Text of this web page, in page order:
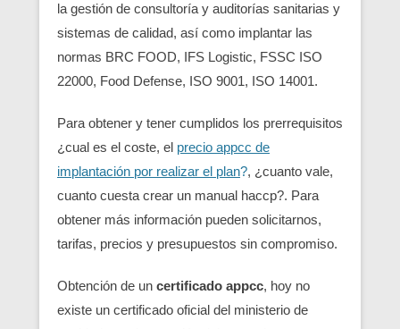
la gestión de consultoría y auditorías sanitarias y
sistemas de calidad, así como implantar las
normas BRC FOOD, IFS Logistic, FSSC ISO
22000, Food Defense, ISO 9001, ISO 14001.
Para obtener y tener cumplidos los prerrequisitos
¿cual es el coste, el precio appcc de
implantación por realizar el plan?, ¿cuanto vale,
cuanto cuesta crear un manual haccp?. Para
obtener más información pueden solicitarnos,
tarifas, precios y presupuestos sin compromiso.
Obtención de un certificado appcc, hoy no
existe un certificado oficial del ministerio de